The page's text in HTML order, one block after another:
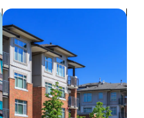
Buscar condominios